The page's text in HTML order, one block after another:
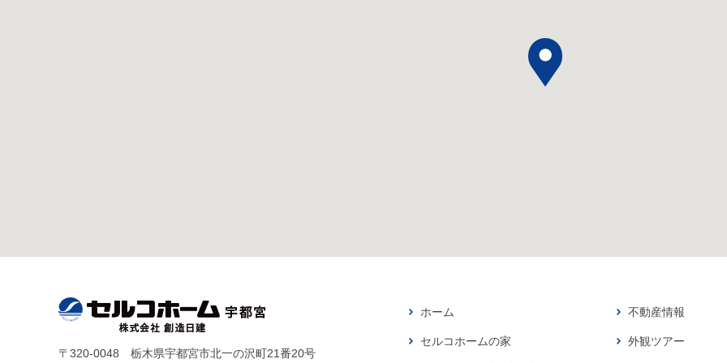
ホーム
セルコホームの家
不動産情報
外観ツアー
〒320-0048 栃木県宇都宮市北一の沢町21番20号